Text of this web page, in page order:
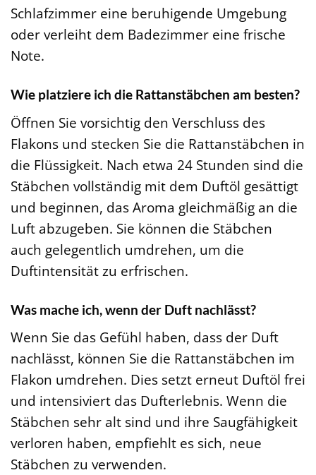
Schlafzimmer eine beruhigende Umgebung
oder verleiht dem Badezimmer eine frische
Note.
Wie platziere ich die Rattanstäbchen am besten?
Öffnen Sie vorsichtig den Verschluss des
Flakons und stecken Sie die Rattanstäbchen in
die Flüssigkeit. Nach etwa 24 Stunden sind die
Stäbchen vollständig mit dem Duftöl gesättigt
und beginnen, das Aroma gleichmäßig an die
Luft abzugeben. Sie können die Stäbchen
auch gelegentlich umdrehen, um die
Duftintensität zu erfrischen.
Was mache ich, wenn der Duft nachlässt?
Wenn Sie das Gefühl haben, dass der Duft
nachlässt, können Sie die Rattanstäbchen im
Flakon umdrehen. Dies setzt erneut Duftöl frei
und intensiviert das Dufterlebnis. Wenn die
Stäbchen sehr alt sind und ihre Saugfähigkeit
verloren haben, empfiehlt es sich, neue
Stäbchen zu verwenden.